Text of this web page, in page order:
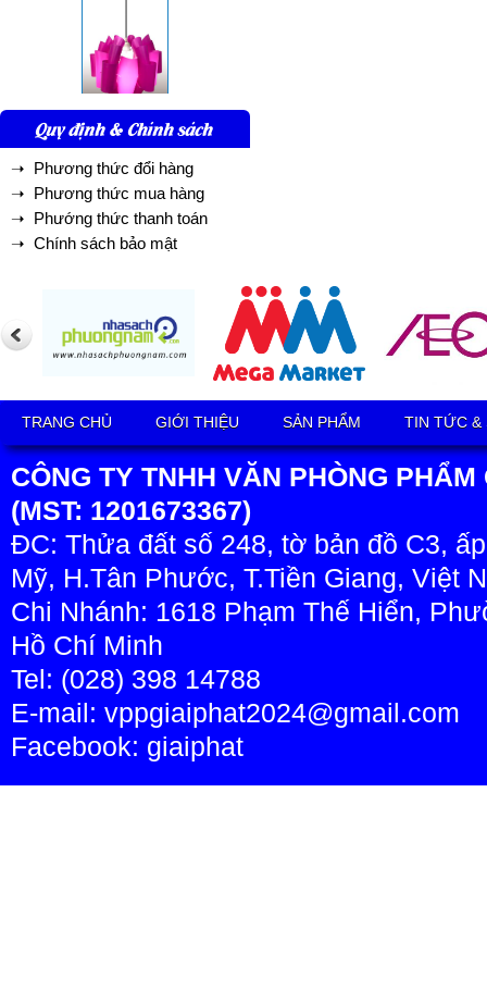
Quy định & Chính sách
➝ Phương thức đổi hàng
➝ Phương thức mua hàng
➝ Phướng thức thanh toán
➝ Chính sách bảo mật
TRANG CHỦ GIỚI THIỆU SẢN PHẨM TIN TỨC &
CÔNG TY TNHH VĂN PHÒNG PHẨM
(MST: 1201673367)
ĐC: Thửa đất số 248, tờ bản đồ C3,
Mỹ, H.Tân Phước, T.Tiền Giang, Việt
Chi Nhánh: 1618 Phạm Thế Hiển,
Hồ Chí Minh
Tel: (028) 398 14788
E-mail: vppgiaiphat2024@gmail.com
Facebook: giaiphat